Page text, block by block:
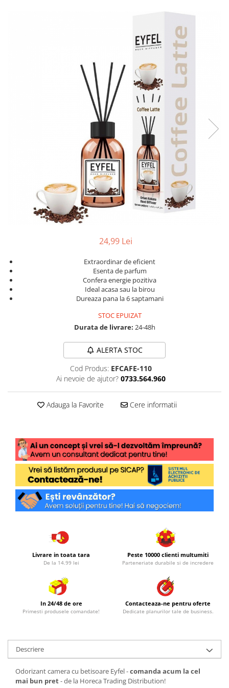
24,99 Lei
Extraordinar de eficient
Esenta de parfum
Confera energie pozitiva
Ideal acasa sau la birou
Dureaza pana la 6 saptamani
STOC EPUIZAT
Durata de livrare: 24-48h
ALERTA STOC
Cod Produs: EFCAFE-110
Ai nevoie de ajutor? 0733.564.960
Adauga la Favorite Cere informatii
Livrare in toata tara
De la 14.99 lei
Peste 10000 clienti multumiti
Parteneriate durabile si de incredere
In 24/48 de ore
Primesti produsele comandate!
Contacteaza-ne pentru oferte
Dedicate planurilor tale de business.
Descriere
Odorizant camera cu betisoare Eyfel -comanda acum la cel
mai bun pret- de la Horeca Trading Distribution!